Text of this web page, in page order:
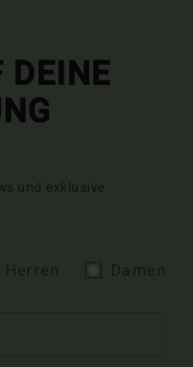
DEINE
und exklusive